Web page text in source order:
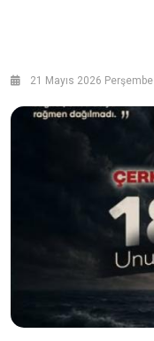
21 Mayıs 2026 Perşembe